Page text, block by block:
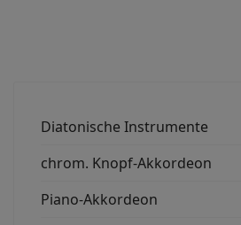
Diatonische Instrumente
chrom. Knopf-Akkordeon
Piano-Akkordeon